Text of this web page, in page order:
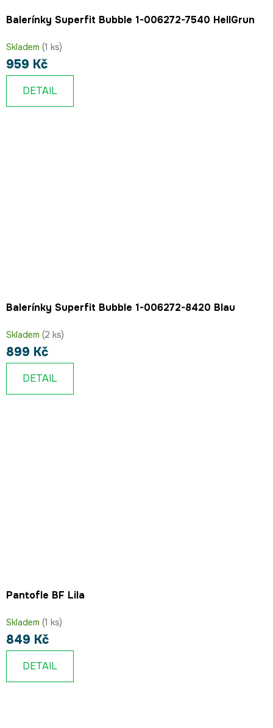
Balerínky Superfit Bubble 1-006272-7540 HellGrun
Skladem (1 ks)
959 Kč
DETAIL
Balerínky Superfit Bubble 1-006272-8420 Blau
Skladem (2 ks)
899 Kč
DETAIL
Pantofle BF Lila
Skladem (1 ks)
849 Kč
DETAIL